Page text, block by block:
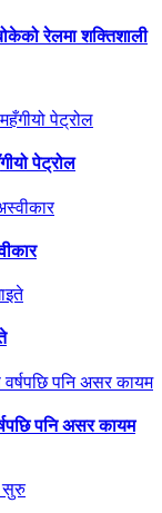
रेलमा शक्तिशाली
पेट्रोल
पनि असर कायम